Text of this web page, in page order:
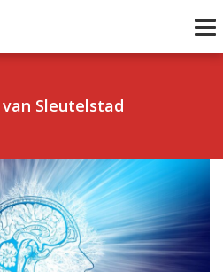
Sleutelstad
1 van 0 Volgend uur